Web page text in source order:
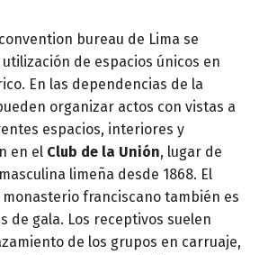
bureau de Lima se
de espacios únicos en
En las dependencias de la
organizar actos con vistas a
espacios, interiores y
en el Club de la Unión, lugar de
limeña desde 1868. El
franciscano también es
de gala. Los receptivos suelen
de los grupos en carruaje,